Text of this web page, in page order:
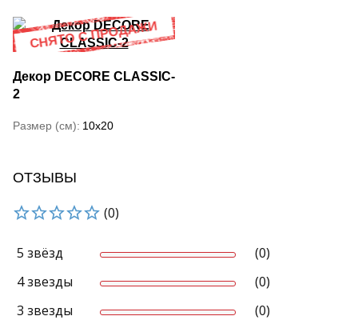
Декор DECORE CLASSIC-
2
Размер (см) 10x20
ОТЗЫВЫ
(0)
5 звёзд
(0)
4 звезды
(0)
3 звезды
(0)